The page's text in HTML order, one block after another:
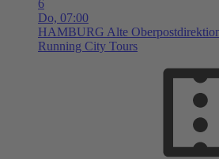
6
Do, 07:00
HAMBURG Alte
Running City Tours